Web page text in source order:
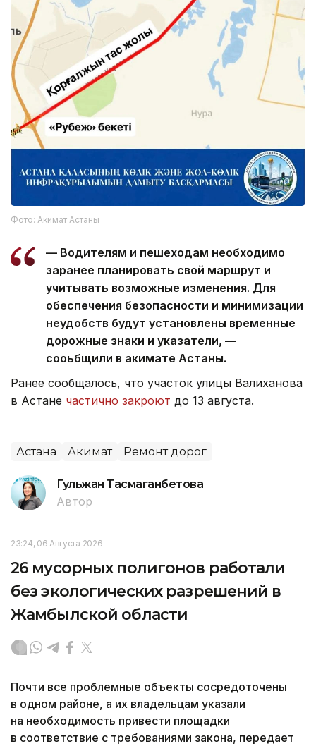
Фото: Акимат Астаны
— Водителям и пешеходам необходимо
заранее планировать свой маршрут и
учитывать возможные изменения. Для
обеспечения безопасности и минимизации
неудобств будут установлены временные
дорожные знаки и указатели, —
сооьбщили в акимате Астаны.
Ранее сообщалось, что участок улицы Валиханова
в Астане частично закроют до 13 августа.
Астана Акимат Ремонт дорог
Гульжан Тасмаганбетова
Автор
23:24, 06 Августа 2026
26 мусорных полигонов работали
без экологических разрешений в
Жамбылской области
Почти все проблемные объекты сосредоточены
в одном районе, а их владельцам указали
на необходимость привести площадки
в соответствие с требованиями закона, передает